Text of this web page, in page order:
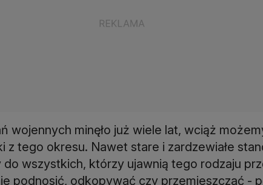
wojennych minęło już wiele lat, wciąż
z tego okresu. Nawet stare i zardzewiałe
do wszystkich, którzy ujawnią tego rodzaju
podnosić, odkopywać czy przemieszczać -